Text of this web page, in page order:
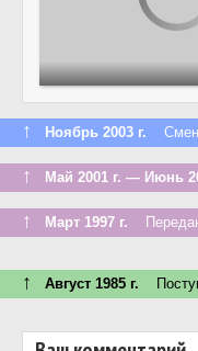
↑ Ноябрь 2003 г.
↑ Май 2001 г. — Июнь
↑ Март 1997 г. Передан
↑ Август 1985 г.